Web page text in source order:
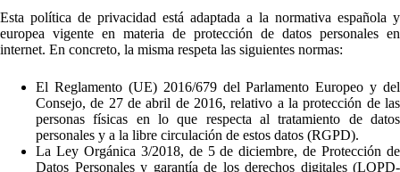
Esta política de privacidad está adaptada a la normativa española y
europea vigente en materia de protección de datos personales en
internet. En concreto, la misma respeta las siguientes normas:
El Reglamento (UE) 2016/679 del Parlamento Europeo y del
Consejo, de 27 de abril de 2016, relativo a la protección de las
personas físicas en lo que respecta al tratamiento de datos
personales y a la libre circulación de estos datos (RGPD).
La Ley Orgánica 3/2018, de 5 de diciembre, de Protección de
Datos Personales y garantía de los derechos digitales (LOPD-